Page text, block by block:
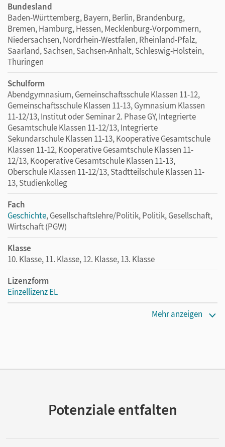
Bundesland
Baden-Württemberg, Bayern, Berlin, Brandenburg,
Bremen, Hamburg, Hessen, Mecklenburg-Vorpommern,
Niedersachsen, Nordrhein-Westfalen, Rheinland-Pfalz,
Saarland, Sachsen, Sachsen-Anhalt, Schleswig-Holstein,
Thüringen
Schulform
Abendgymnasium, Gemeinschaftsschule Klassen 11-12,
Gemeinschaftsschule Klassen 11-13, Gymnasium Klassen
11-12/13, Institut oder Seminar 2. Phase GY, Integrierte
Gesamtschule Klassen 11-12/13, Integrierte
Sekundarschule Klassen 11-13, Kooperative Gesamtschule
Klassen 11-12, Kooperative Gesamtschule Klassen 11-
12/13, Kooperative Gesamtschule Klassen 11-13,
Oberschule Klassen 11-12/13, Stadtteilschule Klassen 11-
13, Studienkolleg
Fach
Geschichte, Gesellschaftslehre/Politik, Politik, Gesellschaft,
Wirtschaft (PGW)
Klasse
10. Klasse, 11. Klasse, 12. Klasse, 13. Klasse
Lizenzform
Einzellizenz EL
Mehr anzeigen
Potenziale entfalten